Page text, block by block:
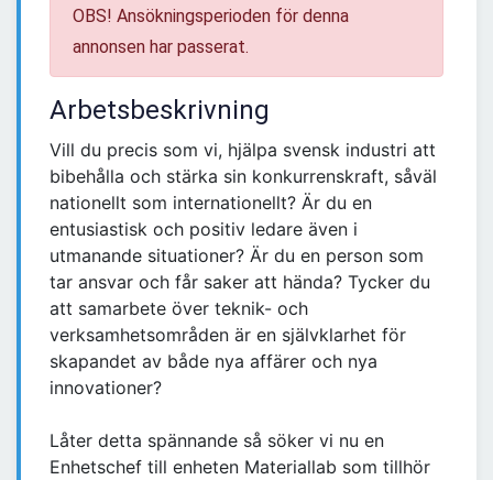
OBS! Ansökningsperioden för denna
annonsen har passerat.
Arbetsbeskrivning
Vill du precis som vi, hjälpa svensk industri att
bibehålla och stärka sin konkurrenskraft, såväl
nationellt som internationellt? Är du en
entusiastisk och positiv ledare även i
utmanande situationer? Är du en person som
tar ansvar och får saker att hända? Tycker du
att samarbete över teknik- och
verksamhetsområden är en självklarhet för
skapandet av både nya affärer och nya
innovationer?
Låter detta spännande så söker vi nu en
Enhetschef till enheten Materiallab som tillhör